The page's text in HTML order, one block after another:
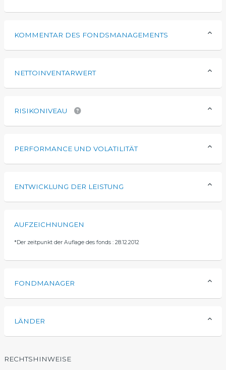
KOMMENTAR DES FONDSMANAGEMENTS
NETTOINVENTARWERT
RISIKONIVEAU
PERFORMANCE UND VOLATILITÄT
ENTWICKLUNG DER LEISTUNG
AUFZEICHNUNGEN
*Der zeitpunkt der Auflage des fonds : 28.12.2012
FONDMANAGER
LÄNDER
RECHTSHINWEISE